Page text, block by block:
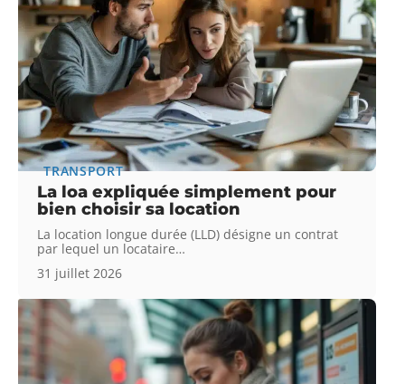
TRANSPORT
La loa expliquée simplement pour
bien choisir sa location
La location longue durée (LLD) désigne un contrat
par lequel un locataire…
31 juillet 2026